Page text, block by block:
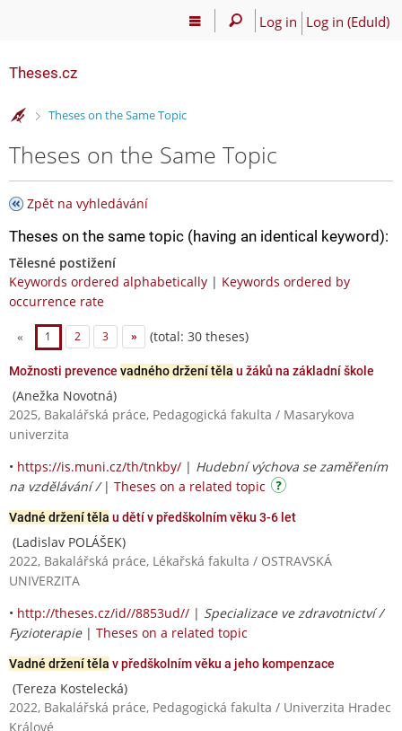
Log in Log in (EduId)
Theses.cz
>
Theses on the Same Topic
Theses on the Same Topic
Zpět na vyhledávání
Theses on the same topic (having an identical keyword):
Tělesné postižení
Keywords ordered alphabetically | Keywords ordered by
occurrence rate
« 1 2 3 » (total: 30 theses)
Možnosti prevence vadného držení těla u žáků na základní škole
(Anežka Novotná)
2025, Bakalářská práce, Pedagogická fakulta / Masarykova
univerzita
• https://is.muni.cz/th/tnkby/ | Hudební výchova se zaměřením
na vzdělávání / | Theses on a related topic
Vadné držení těla u dětí v předškolním věku 3-6 let
(Ladislav POLÁŠEK)
2022, Bakalářská práce, Lékařská fakulta / OSTRAVSKÁ
UNIVERZITA
• http://theses.cz/id//8853ud// | Specializace ve zdravotnictví /
Fyzioterapie| Theses on a related topic
Vadné držení těla v předškolním věku a jeho kompenzace
(Tereza Kostelecká)
2022, Bakalářská práce, Pedagogická fakulta / Univerzita Hradec
Králové